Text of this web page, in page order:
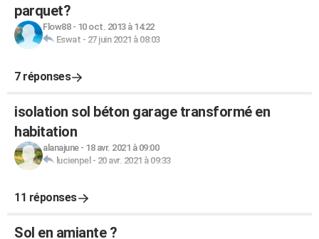
parquet?
Flow88- 10 oct. 2013 à 14:22
Eswat - 27 juin 2021 à 08:03
7 réponses
isolation sol béton garage transformé en
habitation
alanajune- 18 avr. 2021 à 09:00
lucienpel - 20 avr. 2021 à 09:33
11 réponses
Sol en amiante ?